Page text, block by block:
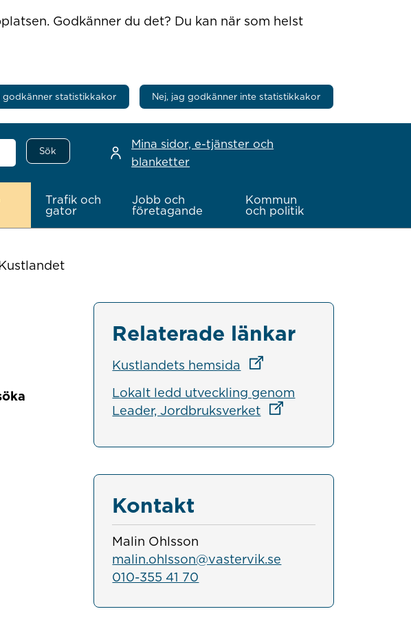
Godkänner du det? Du kan när som helst
godkänner statistikkakor Nej, jag godkänner inte statistikkakor
Mina sidor, e-tjänster och
blanketter
Trafik och
gator
Jobb och
företagande
Kommun
och politik
Relaterade länkar
Kustlandets hemsida Länk till annan webbplats
Lokalt ledd utveckling genom
Leader, JordbruksverketLänk till annan
Kontakt
Malin Ohlsson
malin.ohlsson@vastervik.se
010-355 41 70